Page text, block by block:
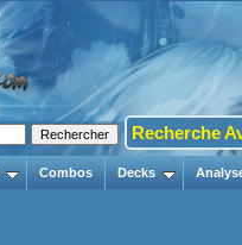
Recherche
Combos Decks